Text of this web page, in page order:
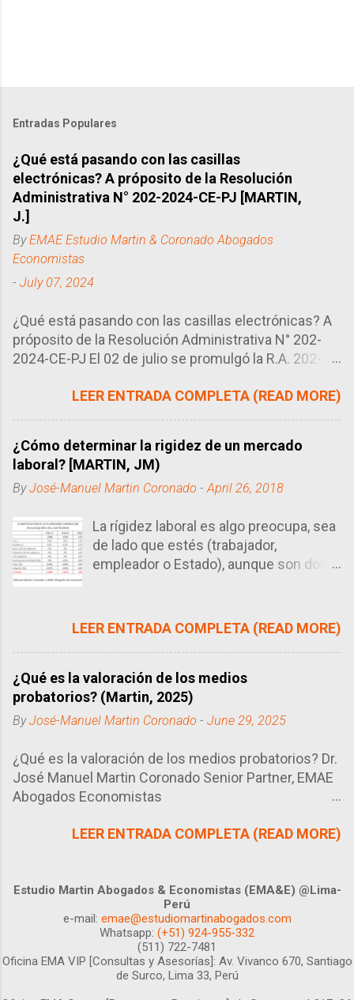
Entradas Populares
¿Qué está pasando con las casillas
electrónicas? A próposito de la Resolución
Administrativa N° 202-2024-CE-PJ [MARTIN,
J.]
ByEMAE Estudio Martin & Coronado Abogados
Economistas
- July 07, 2024
¿Qué está pasando con las casillas electrónicas? A
próposito de la Resolución Administrativa N° 202-
2024-CE-PJ El 02 de julio se promulgó la R.A. 202-
Judicial, órgano encargado de regular la manera en
que se llevan los procesos en el Perú, en este caso
como se sabe, las casillas electrónicas son como
correos electrónicos que utilizan los abogados
como buzón (domicilio procesal electrónico) para
procesos. Este sistema ha sustuido en gran medida
a los domicilio procesal físico, salvo para algunos
actos específicos (Ej. Emplazamiento). Se trata de
un sistema que ya tiene años en el sistema judicial y
procesos, en particular, las notificaciones.
LEER ENTRADA COMPLETA (READ MORE)
¿Cómo determinar la rigidez de un mercado
laboral? [MARTIN, JM)
ByJosé-Manuel Martin Coronado -April 26, 2018
La rígidez laboral es algo preocupa, sea
de lado que estés (trabajador,
empleador o Estado), aunque son dos
que si estás del lado del empleador
considerarás que es demasiado rígido
trabajador pensarás que es demasiado
flexible. Y si estás en el Estado, pues tu
conclusión será la más conveniente en
encuentres.
LEER ENTRADA COMPLETA (READ MORE)
¿Qué es la valoración de los medios
probatorios? (Martin, 2025)
ByJosé-Manuel Martin Coronado - June 29, 2025
¿Qué es la valoración de los medios probatorios? Dr.
José Manuel Martin Coronado Senior Partner, EMAE
Abogados Economistas
junio 2025 Los medios probatorios que presentan
Peruano. Si bien la valoración de éstos se realiza de
manera conjunta, al momento de sustentarlo en la
resolución sólo se hará mención a las esenciales y
determinantes. ¿Pero quién determina cuáles son
esenciales o determinantes? En principio la Ley,
cuando ésta lo define así, pero en última instancia el
LEER ENTRADA COMPLETA (READ MORE)
Estudio Martin Abogados & Economistas (EMA&E) @Lima-
Perú
e-mail: emae@estudiomartinabogados.com
Whatsapp: (+51) 924-955-332
(511) 722-7481
Oficina EMA VIP [Consultas y Asesorías]: Av. Vivanco 670, Santiago
de Surco, Lima 33, Perú